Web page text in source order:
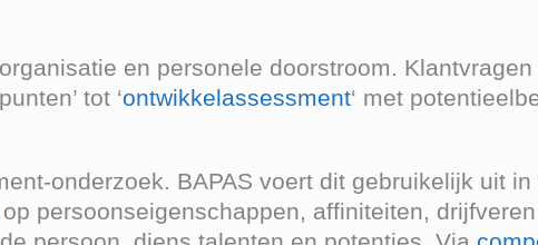
en personele doorstroom.
tot ‘ontwikkelassessment‘ met
onderzoek. BAPAS voert dit gebruikelijk uit
op persoonseigenschappen, affiniteiten,